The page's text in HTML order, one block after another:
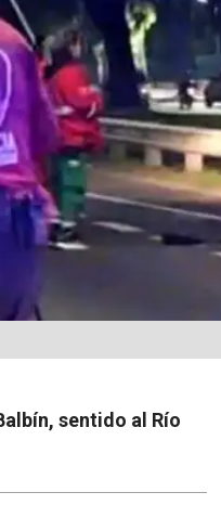
sentido al Río